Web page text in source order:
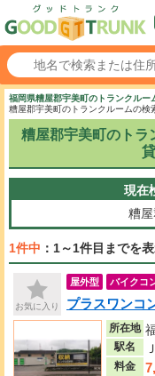
福岡県糟屋郡宇美町のトランクルー
糟屋郡宇美町のトランクルームの検
糟屋郡宇美町のトラ
現在
糟
1件中 ：1～1件目までを
お気に入り
屋外型 バイクコ
プラスワンコ
所在地
駅名
料金